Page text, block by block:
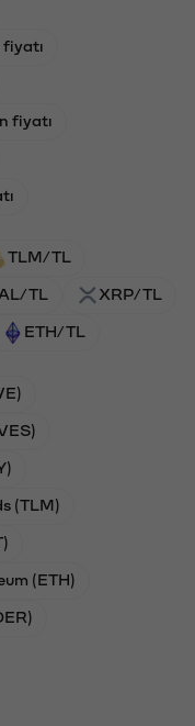
fiyatı
fiyatı
TLM/TL
TL XRP/TL
ETH/TL
(TLM)
(ETH)